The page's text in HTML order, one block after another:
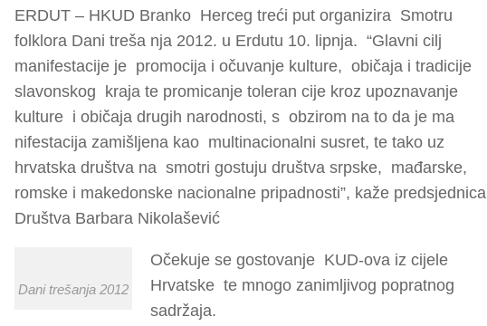
ERDUT – HKUD Branko Herceg treći put organizira Smotru
folklora Dani treša nja 2012. u Erdutu 10. lipnja. “Glavni cilj
manifestacije je promocija i očuvanje kulture, običaja i tradicije
slavonskog kraja te promicanje toleran cije kroz upoznavanje
kulture i običaja drugih narodnosti, s obzirom na to da je ma
nifestacija zamišljena kao multinacionalni susret, te tako uz
hrvatska društva na smotri gostuju društva srpske, mađarske,
romske i makedonske nacionalne pripadnosti”, kaže predsjednica
Društva Barbara Nikolašević
Dani trešanja 2012
Očekuje se gostovanje KUD-ova iz cijele
Hrvatske te mnogo zanimljivog popratnog
sadržaja.